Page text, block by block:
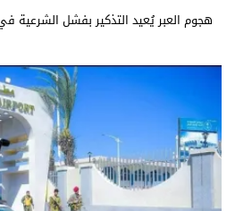
هجوم العبر يُعيد التذكير بفشل الشرعية